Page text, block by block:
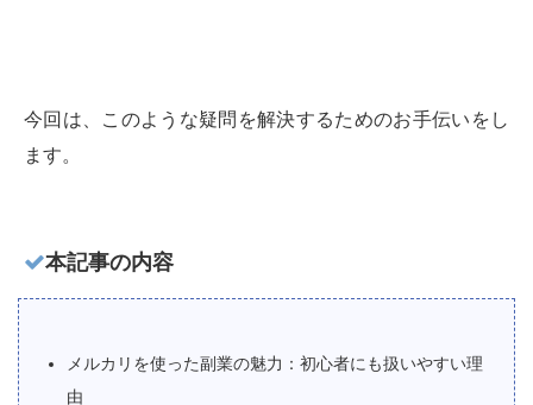
今回は、このような疑問を解決するためのお手伝いをし
ます。
本記事の内容
メルカリを使った副業の魅力：初心者にも扱いやすい理
由